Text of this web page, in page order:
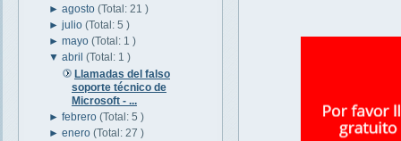
►agosto(Total: 21 )
►julio(Total: 5 )
►mayo(Total: 1 )
▼abril(Total: 1 )
Llamadas del falso
soporte técnico de
Microsoft - ...
►febrero(Total: 5 )
►enero(Total: 27 )